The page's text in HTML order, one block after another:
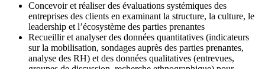
Concevoir et réaliser des évaluations systémiques des
entreprises des clients en examinant la structure, la culture, le
leadership et l’écosystème des parties prenantes
Recueillir et analyser des données quantitatives (indicateurs
sur la mobilisation, sondages auprès des parties prenantes,
analyse des RH) et des données qualitatives (entrevues,